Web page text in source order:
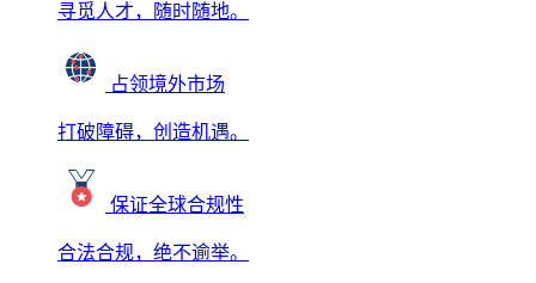
寻觅人才，随时随地。
占领境外市场
打破障碍，创造机遇。
保证全球合规性
合法合规，绝不逾举。